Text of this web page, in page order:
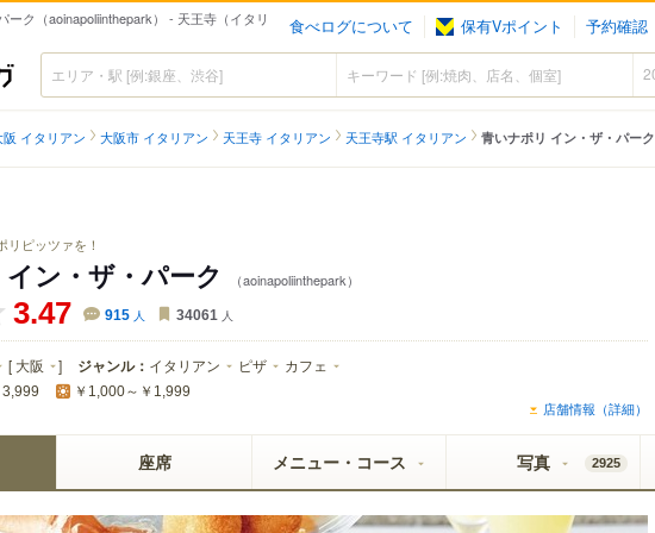
ーク（aoinapoliinthepark） - 天王寺（イタリ
食べログについて 保有Vポイント 予約確認
食べログ
阪 イタリアン 大阪市 イタリアン 天王寺 イタリアン 天王寺駅 イタリアン 青いナポリ イン・ザ・パーク
リピッツァを！
ン・ザ・パーク （aoinapoliinthepark）
3.47 915 人 34061 人
[ 大阪 ] ジャンル： イタリアン ピザ カフェ
3,999 ￥1,000～￥1,999
店舗情報（詳細）
座席 メニュー・コース 写真 2925